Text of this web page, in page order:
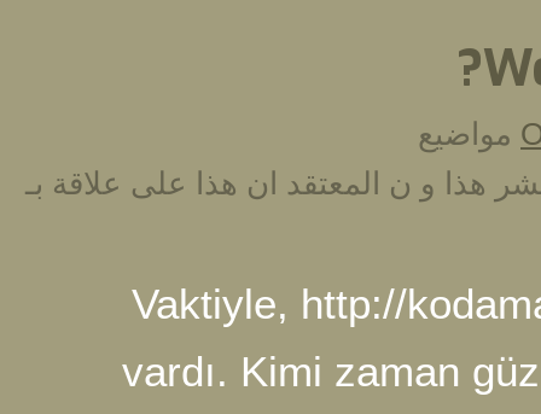
المعتقد ان هذا على علاقة بـ
Vaktiyle, http://
vardı. Kimi